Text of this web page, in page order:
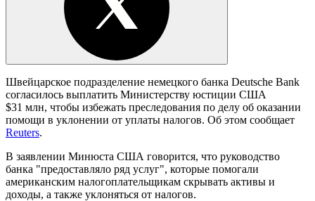
Швейцарское подразделение немецкого банка Deutsche Bank
согласилось выплатить Министерству юстиции США
$31 млн, чтобы избежать преследования по делу об оказании
помощи в уклонении от уплаты налогов. Об этом сообщает
Reuters.
В заявлении Минюста США говорится, что руководство
банка "предоставляло ряд услуг", которые помогали
американским налогоплательщикам скрывать активы и
доходы, а также уклоняться от налогов.